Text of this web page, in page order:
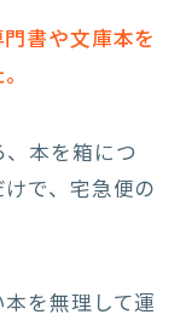
書や文庫本を
本を箱につ
で、宅急便の
を無理して運